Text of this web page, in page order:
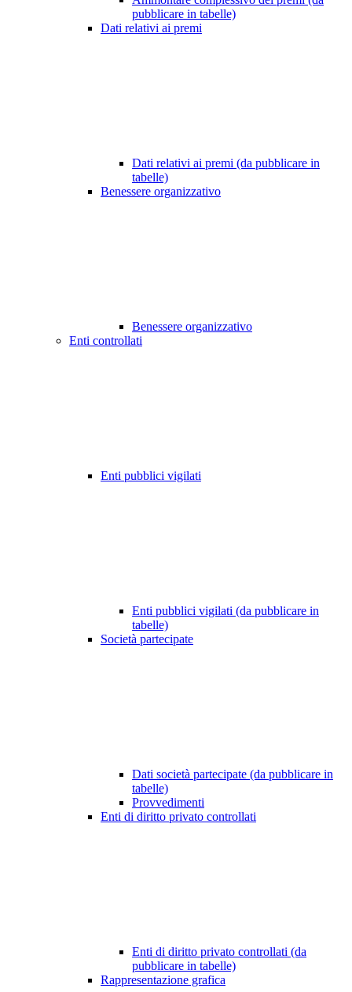
pubblicare in tabelle)
Dati relativi ai premi
Dati relativi ai premi (da pubblicare in
tabelle)
Benessere organizzativo
Benessere organizzativo
Enti controllati
Enti pubblici vigilati
Enti pubblici vigilati (da pubblicare in
tabelle)
Società partecipate
Dati società partecipate (da pubblicare in
tabelle)
Provvedimenti
Enti di diritto privato controllati
Enti di diritto privato controllati (da
pubblicare in tabelle)
Rappresentazione grafica